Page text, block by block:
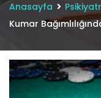
Anasayfa
Kumar